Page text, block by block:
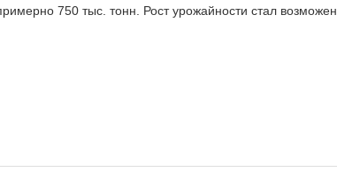
750 тыс. тонн. Рост урожайности стал возможен